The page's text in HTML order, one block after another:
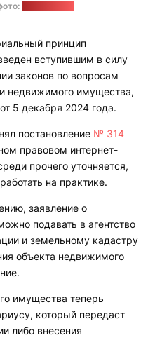
принцип
вступившим в силу
законов по вопросам
недвижимого имущества,
5 декабря 2024 года.
постановление № 314
правовом интернет-
прочего уточняется,
на практике.
заявление о
подавать в агентство
и земельному кадастру
объекта недвижимого
имущества теперь
который передаст
либо внесения